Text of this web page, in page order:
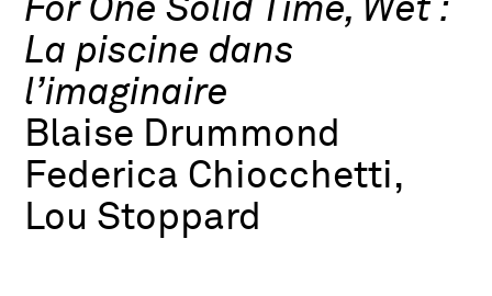
For One Solid Time, Wet :
La piscine dans
l’imaginaire
Blaise Drummond
Federica Chiocchetti,
Lou Stoppard